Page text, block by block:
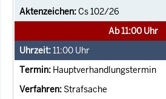
Cs 102/26
Ab 11:00 Uhr
11:00 Uhr
Hauptverhandlungstermin
Strafsache